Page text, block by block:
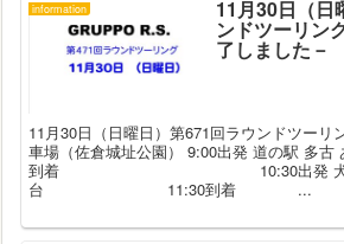
information 11月30日（日
ンドツーリ
了しました－
11月30日（日曜日）第671回ラウンドツー
車場（佐倉城址公園） 9:00出発 道の駅
到着 10:30出発 犬吠
台 11:30到着 ...